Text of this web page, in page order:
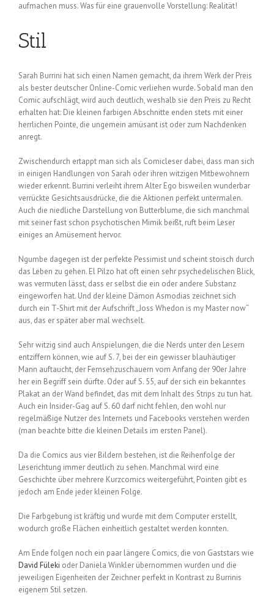
aufmachen muss. Was für eine grauenvolle Vorstellung: Realität!
Stil
Sarah Burrini hat sich einen Namen gemacht, da ihrem Werk der Preis
als bester deutscher Online-Comic verliehen wurde. Sobald man den
Comic aufschlägt, wird auch deutlich, weshalb sie den Preis zu Recht
erhalten hat: Die kleinen farbigen Abschnitte enden stets mit einer
herrlichen Pointe, die ungemein amüsant ist oder zum Nachdenken
anregt.
Zwischendurch ertappt man sich als Comicleser dabei, dass man sich
in einigen Handlungen von Sarah oder ihren witzigen Mitbewohnern
wieder erkennt. Burrini verleiht ihrem Alter Ego bisweilen wunderbar
verrückte Gesichtsausdrücke, die die Aktionen perfekt untermalen.
Auch die niedliche Darstellung von Butterblume, die sich manchmal
mit seiner fast schon psychotischen Mimik beißt, ruft beim Leser
einiges an Amüsement hervor.
Ngumbe dagegen ist der perfekte Pessimist und scheint stoisch durch
das Leben zu gehen. El Pilzo hat oft einen sehr psychedelischen Blick,
was vermuten lässt, dass er selbst die ein oder andere Substanz
eingeworfen hat. Und der kleine Dämon Asmodias zeichnet sich
durch ein T-Shirt mit der Aufschrift „Joss Whedon is my Master now“
aus, das er später aber mal wechselt.
Sehr witzig sind auch Anspielungen, die die Nerds unter den Lesern
entziffern können, wie auf S. 7, bei der ein gewisser blauhäutiger
Mann auftaucht, der Fernsehzuschauern vom Anfang der 90er Jahre
her ein Begriff sein dürfte. Oder auf S. 55, auf der sich ein bekanntes
Plakat an der Wand befindet, das mit dem Inhalt des Strips zu tun hat.
Auch ein Insider-Gag auf S. 60 darf nicht fehlen, den wohl nur
regelmäßige Nutzer des Internets und Facebooks verstehen werden
(man beachte bitte die kleinen Details im ersten Panel).
Da die Comics aus vier Bildern bestehen, ist die Reihenfolge der
Leserichtung immer deutlich zu sehen. Manchmal wird eine
Geschichte über mehrere Kurzcomics weitergeführt, Pointen gibt es
jedoch am Ende jeder kleinen Folge.
Die Farbgebung ist kräftig und wurde mit dem Computer erstellt,
wodurch große Flächen einheitlich gestaltet werden konnten.
Am Ende folgen noch ein paar längere Comics, die von Gaststars wie
David Füleki oder Daniela Winkler übernommen wurden und die
jeweiligen Eigenheiten der Zeichner perfekt in Kontrast zu Burrinis
eigenem Stil setzen.